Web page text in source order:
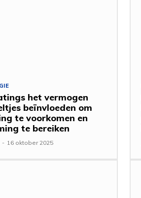
het vermogen
beïnvloeden om
te voorkomen en
te bereiken
- 16 oktober 2025